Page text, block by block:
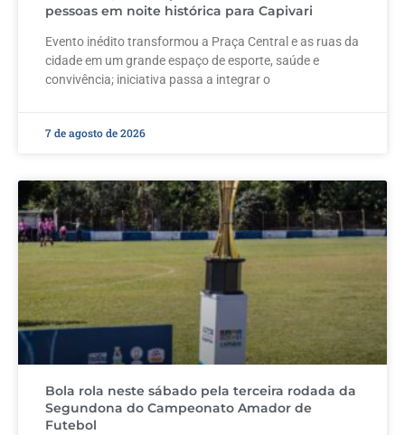
pessoas em noite histórica para Capivari
Evento inédito transformou a Praça Central e as ruas da
cidade em um grande espaço de esporte, saúde e
convivência; iniciativa passa a integrar o
7 de agosto de 2026
Bola rola neste sábado pela terceira rodada da
Segundona do Campeonato Amador de
Futebol